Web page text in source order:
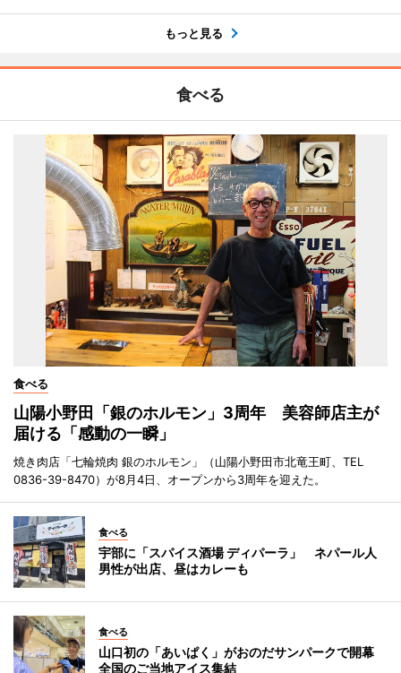
もっと見る
食べる
食べる
山陽小野田「銀のホルモン」3周年 美容師店主が
届ける「感動の一瞬」
焼き肉店「七輪焼肉 銀のホルモン」（山陽小野田市北竜王町、TEL
0836-39-8470）が8月4日、オープンから3周年を迎えた。
食べる
宇部に「スパイス酒場 ディパーラ」 ネパール人
男性が出店、昼はカレーも
食べる
山口初の「あいぱく」がおのだサンパークで開幕
全国のご当地アイス集結